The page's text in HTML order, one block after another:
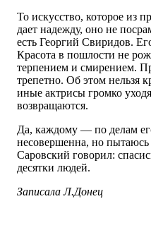
То искусство, которое из
дает надежду, оно не
есть Георгий Свиридов.
Красота в пошлости не
терпением и смирением.
трепетно. Об этом нельзя
иные актрисы громко
возвращаются.
Да, каждому — по делам
несовершенна, но
Саровский говорил:
десятки людей.
Записала Л.Донец